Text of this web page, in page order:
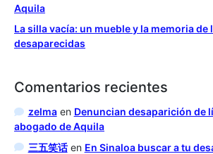
Aquila
La silla vacía: un mueble y la memoria de
desaparecidas
Comentarios recientes
zelmaen Denuncian desaparición de
abogado de Aquila
三五笑话en En Sinaloa buscar a tu